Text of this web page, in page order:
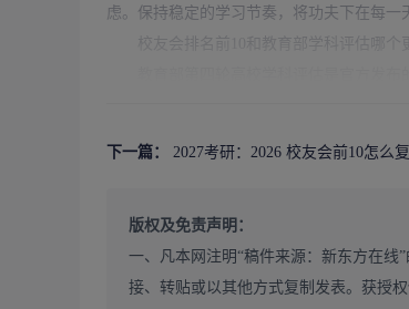
虑。保持稳定的学习节奏，将功夫下在每
如何根据校友会排名选择
在调剂阶段，可以重点关注校友会榜单中
色鲜明、支撑学科完善的院校，这样读研
下一篇： 2027考研：2026 校友会前10怎么
版权及免责声明：
一、凡本网注明“稿件来源：新东方在线
接、转贴或以其他方式复制发表。获授